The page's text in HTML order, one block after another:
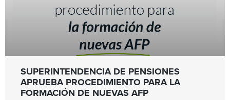
SUPERINTENDENCIA DE PENSIONES
APRUEBA PROCEDIMIENTO PARA LA
FORMACIÓN DE NUEVAS AFP